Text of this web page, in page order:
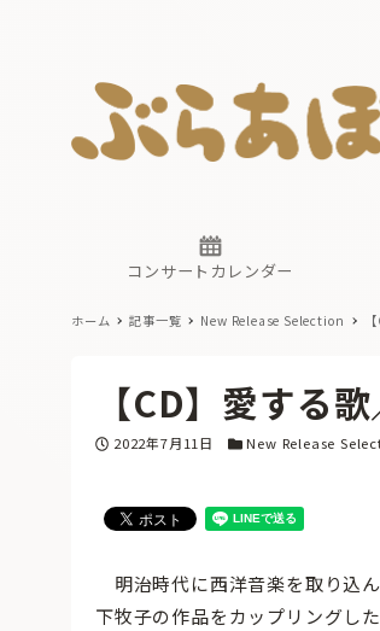
コンサートカレンダー
ホーム 記事一覧 New Release Selection
【CD】愛する
投稿日
2022年7月11日 カテゴリー
New Release
明治時代に西洋音楽を取り込
下牧子の作品をカップリングし